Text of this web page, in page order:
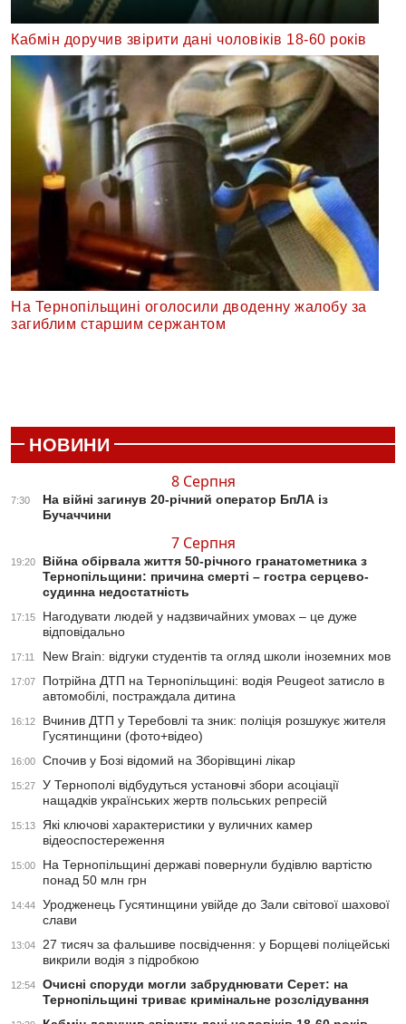
Кабмін доручив звірити дані чоловіків 18-60 років
На Тернопільщині оголосили дводенну жалобу за
загиблим старшим сержантом
НОВИНИ
8 Серпня
7:30
На війні загинув 20-річний оператор БпЛА із
Бучаччини
7 Серпня
19:20
Війна обірвала життя 50-річного гранатометника з
Тернопільщини: причина смерті – гостра серцево-
судинна недостатність
17:15
Нагодувати людей у надзвичайних умовах – це дуже
відповідально
17:11 New Brain: відгуки студентів та огляд школи іноземних мов
17:07
Потрійна ДТП на Тернопільщині: водія Peugeot затисло в
автомобілі, постраждала дитина
16:12
Вчинив ДТП у Теребовлі та зник: поліція розшукує жителя
Гусятинщини (фото+відео)
16:00 Спочив у Бозі відомий на Зборівщині лікар
15:27
У Тернополі відбудуться установчі збори асоціації
нащадків українських жертв польських репресій
15:13
Які ключові характеристики у вуличних камер
відеоспостереження
15:00
На Тернопільщині державі повернули будівлю вартістю
понад 50 млн грн
14:44
Уродженець Гусятинщини увійде до Зали світової шахової
слави
13:04
27 тисяч за фальшиве посвідчення: у Борщеві поліцейські
викрили водія з підробкою
12:54
Очисні споруди могли забруднювати Серет: на
Тернопільщині триває кримінальне розслідування